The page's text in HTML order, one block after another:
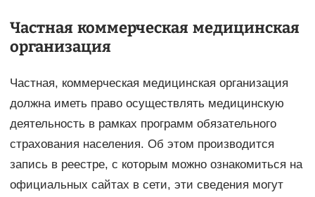
Частная коммерческая медицинская
организация
Частная, коммерческая медицинская организация
должна иметь право осуществлять медицинскую
деятельность в рамках программ обязательного
страхования населения. Об этом производится
запись в реестре, с которым можно ознакомиться на
официальных сайтах в сети, эти сведения могут